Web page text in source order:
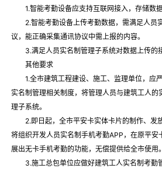
1.智能考勤设备应支持互联网接入，存储数据
2.智能考勤设备上传考勤数据，需满足人员
议，能正确采集通讯协议中需上报的内容。
3.满足人员实名制管理子系统对数据上传的
其他要求
1.全市建筑工程建设、施工、监理单位，应
实名制管理相关制度，将管理人员与建筑工人的
理子系统。
2.即日起，全市平安卡实体卡片的制作、发
将组织开发人员实名制手机考勤APP，在原平安
展出无卡手机考勤的功能，无偿提供给全市使用
3.施工总包单位应做好建筑工人实名制考勤